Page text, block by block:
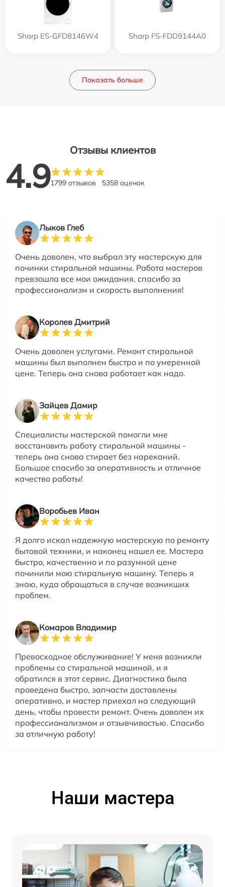
Sharp ES-GFD8146W4 Sharp FS-FDD9144A0
Показать больше
Отзывы клиентов
4.91799 отзывов 5358 оценок
Лыков Глеб
Очень доволен, что выбрал эту мастерскую для
починки стиральной машины. Работа мастеров
превзошла все мои ожидания, спасибо за
профессионализм и скорость выполнения!
Королев Дмитрий
Очень доволен услугами. Ремонт стиральной
машины был выполнен быстро и по умеренной
цене. Теперь она снова работает как надо.
Зайцев Дамир
Специалисты мастерской помогли мне
восстановить работу стиральной машины -
теперь она снова стирает без нареканий.
Большое спасибо за оперативность и отличное
качество работы!
Воробьев Иван
Я долго искал надежную мастерскую по ремонту
бытовой техники, и наконец нашел ее. Мастера
быстро, качественно и по разумной цене
починили мою стиральную машину. Теперь я
знаю, куда обращаться в случае возникших
проблем.
Комаров Владимир
Превосходное обслуживание! У меня возникли
проблемы со стиральной машиной, и я
обратился в этот сервис. Диагностика была
проведена быстро, запчасти доставлены
оперативно, и мастер приехал на следующий
день, чтобы провести ремонт. Очень доволен их
профессионализмом и отзывчивостью. Спасибо
за отличную работу!
Наши мастера